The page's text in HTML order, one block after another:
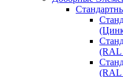
(RAL
(RAL